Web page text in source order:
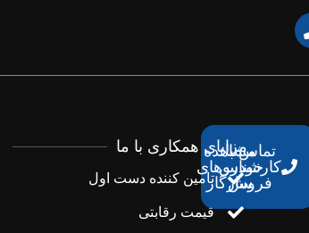
تماس با
کارشناس
فروش
مشاهده
خودروهای
سازگار
مزایای همکاری با ما
تامین کننده دست اول
قیمت رقابتی